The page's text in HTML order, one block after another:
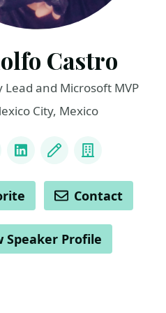
Castro
and Microsoft MVP
City, Mexico
LinkedInBlog Company
Contact
Speaker Profile